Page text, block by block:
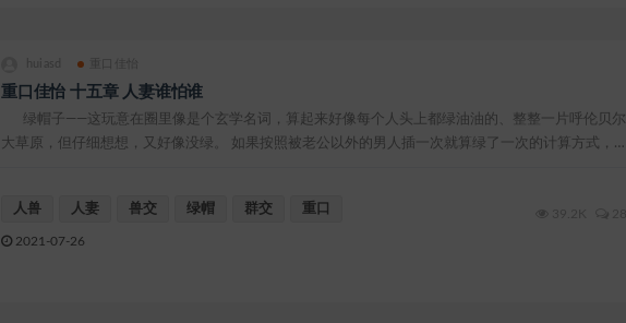
重口佳怡 十五章 人妻谁怕谁
绿帽子——这玩意在圈里像是个玄学名词，算起来好像每个人头上都绿油油的、整整一片呼伦贝尔
大草原，但仔细想想，又好像没绿。 如果按照被老公以外的男人插一次就算绿了一次的计算方式，
人兽 人妻 兽交 绿帽 群交 重口
2021-07-26